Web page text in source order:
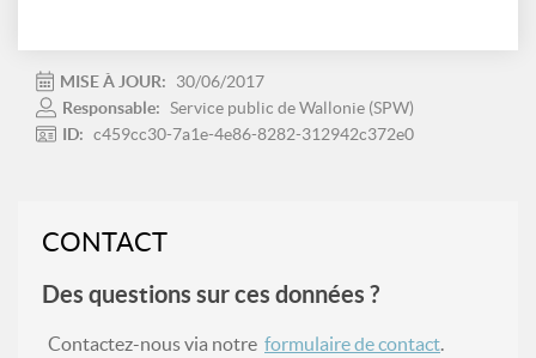
MISE À JOUR:
30/06/2017
Responsable: Service public de Wallonie (SPW)
ID: c459cc30-7a1e-4e86-8282-312942c372e0
CONTACT
Des questions sur ces données ?
Contactez-nous via notre formulaire de contact.